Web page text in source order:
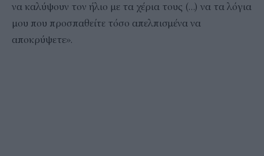
να καλύψουν τον ήλιο με τα χέρια τους (…) να τα λόγια
μου που προσπαθείτε τόσο απελπισμένα να
αποκρύψετε».